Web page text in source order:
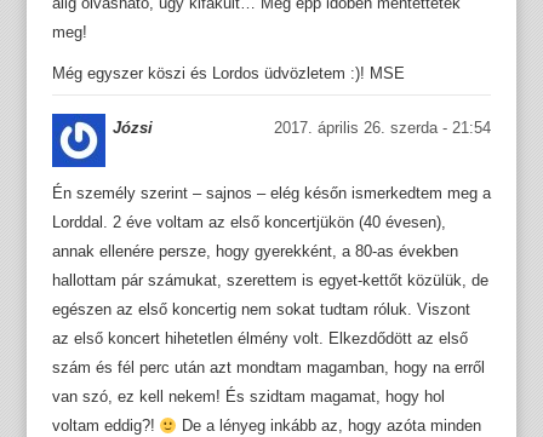
meg!
Még egyszer köszi és Lordos üdvözletem :)! MSE
Józsi 2017. április 26. szerda - 21:54
Én személy szerint – sajnos – elég későn ismerkedtem meg a
Lorddal. 2 éve voltam az első koncertjükön (40 évesen),
annak ellenére persze, hogy gyerekként, a 80-as években
hallottam pár számukat, szerettem is egyet-kettőt közülük, de
egészen az első koncertig nem sokat tudtam róluk. Viszont
az első koncert hihetetlen élmény volt. Elkezdődött az első
szám és fél perc után azt mondtam magamban, hogy na erről
van szó, ez kell nekem! És szidtam magamat, hogy hol
voltam eddig?!
De a lényeg inkább az, hogy azóta minden